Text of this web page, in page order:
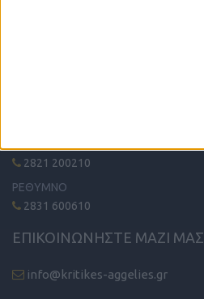
2821 200210
ΡΕΘΥΜΝΟ
2831 600610
ΕΠΙΚΟΙΝΩΝΗΣΤΕ ΜΑΖΙ ΜΑΣ
info@kritikes-aggelies.gr